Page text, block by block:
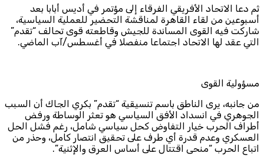
ثم دعا الاتحاد الأفريقي الفرقاء إلى مؤتمر في أديس أبابا بعد
أسبوعين من لقاء القاهرة لمناقشة التحضير للعملية السياسية،
شاركت فيه القوى المساندة للجيش وقاطعته قوى تحالف “تقدم”
التي عقد لها الاتحاد اجتماعا منفصلا في أغسطس/آب الماضي.
مسؤولية القوى
من جانبه، يرى الناطق باسم تنسيقية “تقدم” بكري الجاك أن السبب
الجوهري في انسداد الأفق السياسي هو تعثر الوساطة ورفض
أطراف الحرب خيار التفاوض كحل سياسي شامل، رغم فشل الحل
العسكري وعدم قدرة أي طرف على تحقيق انتصار كامل، وحذر من
اتباع الحرب “منحى اقتتال على أساس العرق والإثنية”.